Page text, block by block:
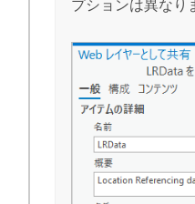
プションは異なり